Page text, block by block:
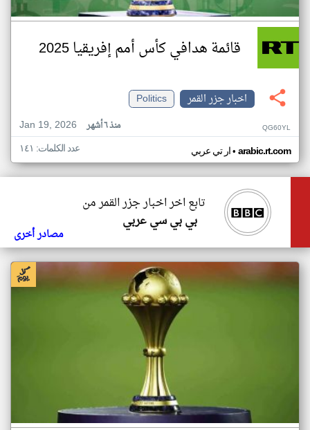
قائمة هدافي كأس أمم إفريقيا 2025
اخبار جزر القمر
Politics
Jan 19, 2026
منذ ٦ أشهر QG60YL
ار تي عربي• arabic.rt.com عدد الكلمات: ١٤١
تابع اخر اخبار جزر القمر من
بي بي سي عربي
مصادر أخرى